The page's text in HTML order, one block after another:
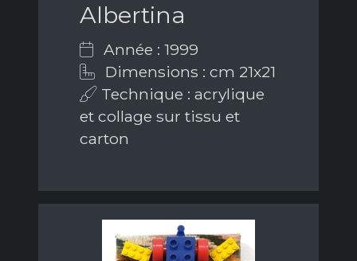
Albertina
Année : 1999
Dimensions : cm 21x21
Technique : acrylique
et collage sur tissu et
carton